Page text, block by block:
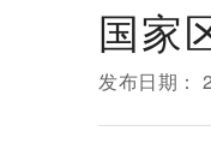
国家
发布日期：